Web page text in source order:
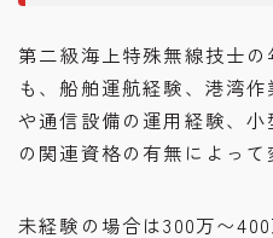
第二級海上特殊無線技士
も、船舶運航経験、港湾
や通信設備の運用経験、
の関連資格の有無によって
未経験の場合は300万〜